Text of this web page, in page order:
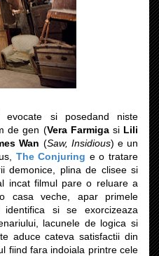
si posedand niste
de gen (Vera Farmigasi Lili
Wan (Saw, Insidious) e un
The Conjuring e o tratare
demonice, plina de clisee si
incat filmul pare o reluare a
casa veche, apar primele
si se exorcizeaza
lacunele de logica si
aduce cateva satisfactii din
fiind fara indoiala printre cele